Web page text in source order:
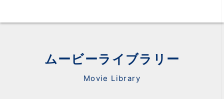
ムービーライブラリー
Movie Library